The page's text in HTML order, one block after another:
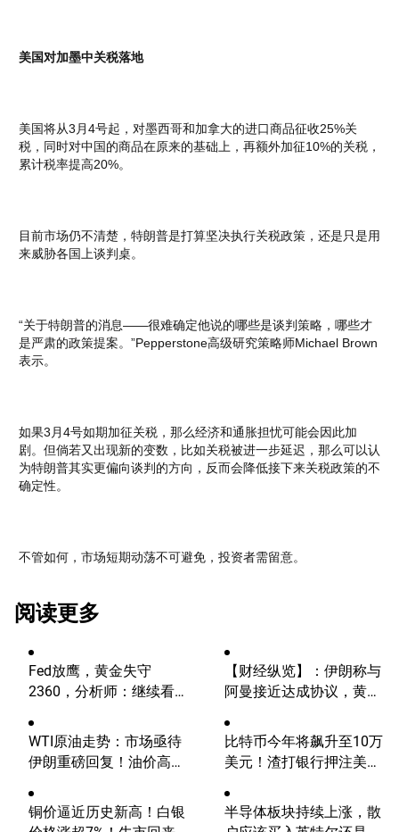
美国对加墨中关税落地
美国将从3月4号起，对墨西哥和加拿大的进口商品征收25%关
税，同时对中国的商品在原来的基础上，再额外加征10%的关税，
累计税率提高20%。
目前市场仍不清楚，特朗普是打算坚决执行关税政策，还是只是用
来威胁各国上谈判桌。
“关于特朗普的消息——很难确定他说的哪些是谈判策略，哪些才
是严肃的政策提案。”Pepperstone高级研究策略师Michael Brown
表示。
如果3月4号如期加征关税，那么经济和通胀担忧可能会因此加
剧。但倘若又出现新的变数，比如关税被进一步延迟，那么可以认
为特朗普其实更偏向谈判的方向，反而会降低接下来关税政策的不
确定性。
不管如何，市场短期动荡不可避免，投资者需留意。
阅读更多
Fed放鹰，黄金失守
2360，分析师：继续看
【财经纵览】：伊朗称与
阿曼接近达成协议，黄金
三连跌，道指续创历史新
高！
WTI原油走势：市场亟待
伊朗重磅回复！油价高波
比特币今年将飙升至10万
美元！渣打银行押注美国
铜价逼近历史新高！白银
半导体板块持续上涨，散